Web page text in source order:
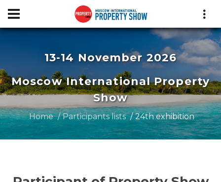
13-14 November 2026
Moscow International Property
Show
Home Participants lists 24th exhibition